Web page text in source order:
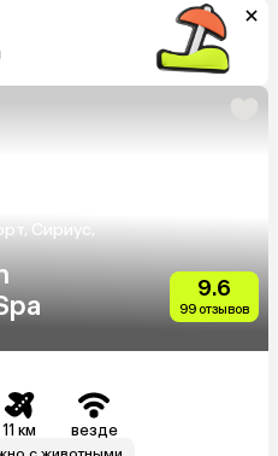
Сириус,
9.6
99 отзывов
11 км везде